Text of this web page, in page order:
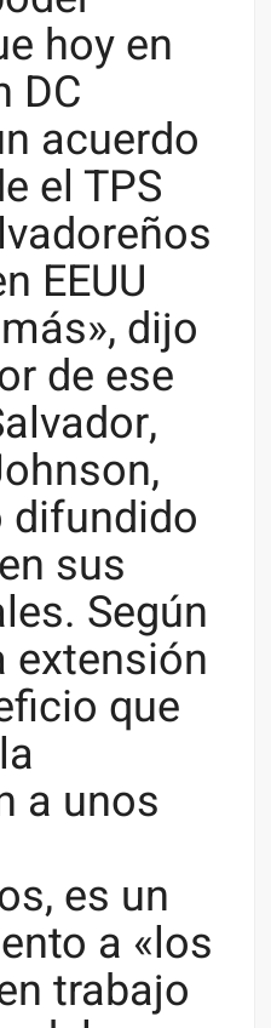
hoy en
DC
acuerdo
el TPS
EEUU
dijo
de ese
difundido
sus
Según
extensión
que
a unos
es un
a «los
trabajo